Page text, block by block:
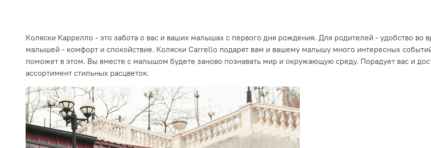
Коляски Каррелло - это забота о вас и ваших малышах с первого дня рождения. Для родителей - удобство во
малышей - комфорт и спокойствие. Коляски Carrello подарят вам и вашему малышу много интересных
поможет в этом. Вы вместе с малышом будете заново познавать мир и окружающую среду. Порадует вас и
ассортимент стильных расцветок.